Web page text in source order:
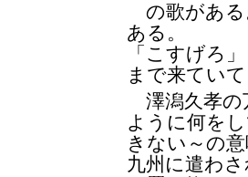
の歌がある
ある。
「こすげろ
まで来てい
澤潟久孝の
ように何を
きない～の
九州に遣わ